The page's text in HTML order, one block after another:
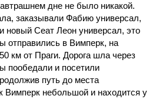
дне не было никакой.
заказывали Фабию универсал,
новый Сеат Леон универсал, это
отправились в Вимперк, на
км от Праги. Дорога шла через
пообедали и посетили
путь до места
Вимперк небольшой и находится у